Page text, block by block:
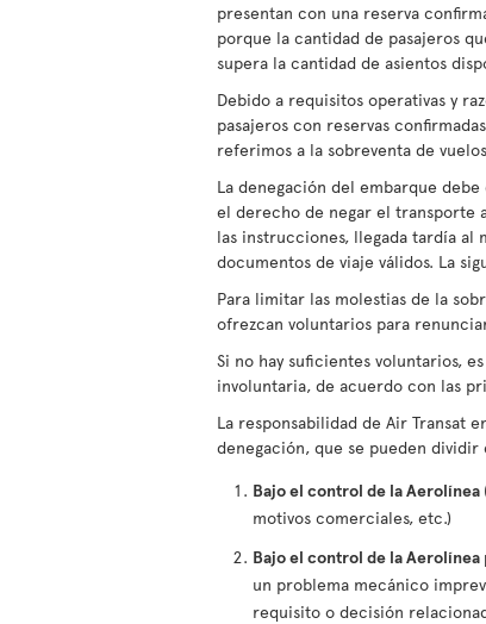
presentan con una reserva
porque la cantidad de pasajeros
supera la cantidad de asientos
Debido a requisitos operativas y
pasajeros con reservas
referimos a la sobreventa de
La denegación del embarque
el derecho de negar el transporte
las instrucciones, llegada tardía al
documentos de viaje válidos. La
Para limitar las molestias de la
ofrezcan voluntarios para
Si no hay suficientes voluntarios,
involuntaria, de acuerdo con las
La responsabilidad de Air Transat
denegación, que se pueden
Bajo el control de la Aerolínea
motivos comerciales, etc.)
Bajo el control de la
un problema mecánico
requisito o decisión